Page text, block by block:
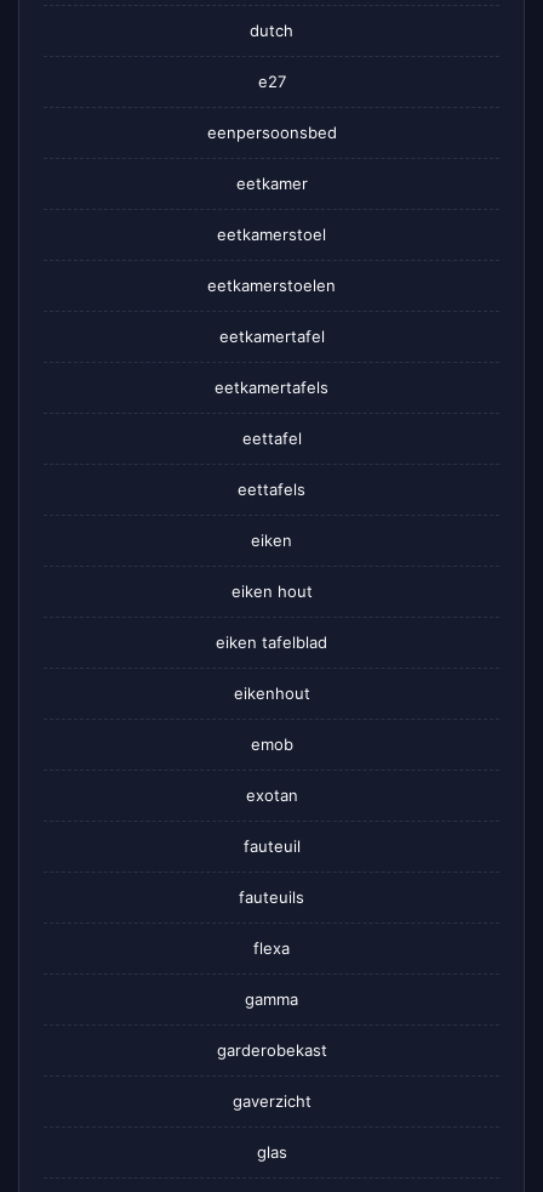
dutch
e27
eenpersoonsbed
eetkamer
eetkamerstoel
eetkamerstoelen
eetkamertafel
eetkamertafels
eettafel
eettafels
eiken
eiken hout
eiken tafelblad
eikenhout
emob
exotan
fauteuil
fauteuils
flexa
gamma
garderobekast
gaverzicht
glas